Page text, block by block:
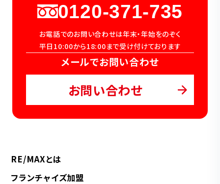
0120-371-735
お電話でのお問い合わせは年末・年始をのぞく
平日10:00から18:00まで受け付けております
メールでお問い合わせ
お問い合わせ
RE/MAXとは
フランチャイズ加盟